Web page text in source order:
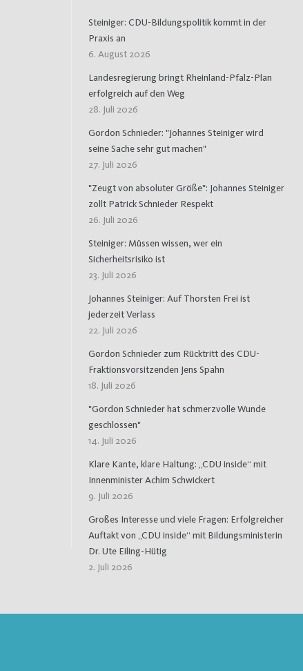
Steiniger: CDU-Bildungspolitik kommt in der
Praxis an
6. August 2026
Landesregierung bringt Rheinland-Pfalz-Plan
erfolgreich auf den Weg
28. Juli 2026
Gordon Schnieder: "Johannes Steiniger wird
seine Sache sehr gut machen"
27. Juli 2026
"Zeugt von absoluter Größe": Johannes Steiniger
zollt Patrick Schnieder Respekt
26. Juli 2026
Steiniger: Müssen wissen, wer ein
Sicherheitsrisiko ist
23. Juli 2026
Johannes Steiniger: Auf Thorsten Frei ist
jederzeit Verlass
22. Juli 2026
Gordon Schnieder zum Rücktritt des CDU-
Fraktionsvorsitzenden Jens Spahn
18. Juli 2026
"Gordon Schnieder hat schmerzvolle Wunde
geschlossen"
14. Juli 2026
Klare Kante, klare Haltung: „CDU inside“ mit
Innenminister Achim Schwickert
9. Juli 2026
Großes Interesse und viele Fragen: Erfolgreicher
Auftakt von „CDU inside“ mit Bildungsministerin
Dr. Ute Eiling-Hütig
2. Juli 2026